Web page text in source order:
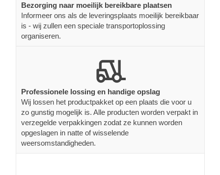
Bezorging naar moeilijk bereikbare plaatsen
Informeer ons als de leveringsplaats moeilijk bereikbaar
is - wij zullen een speciale transportoplossing
organiseren.
Professionele lossing en handige opslag
Wij lossen het productpakket op een plaats die voor u
zo gunstig mogelijk is. Alle producten worden verpakt in
verzegelde verpakkingen zodat ze kunnen worden
opgeslagen in natte of wisselende
weersomstandigheden.